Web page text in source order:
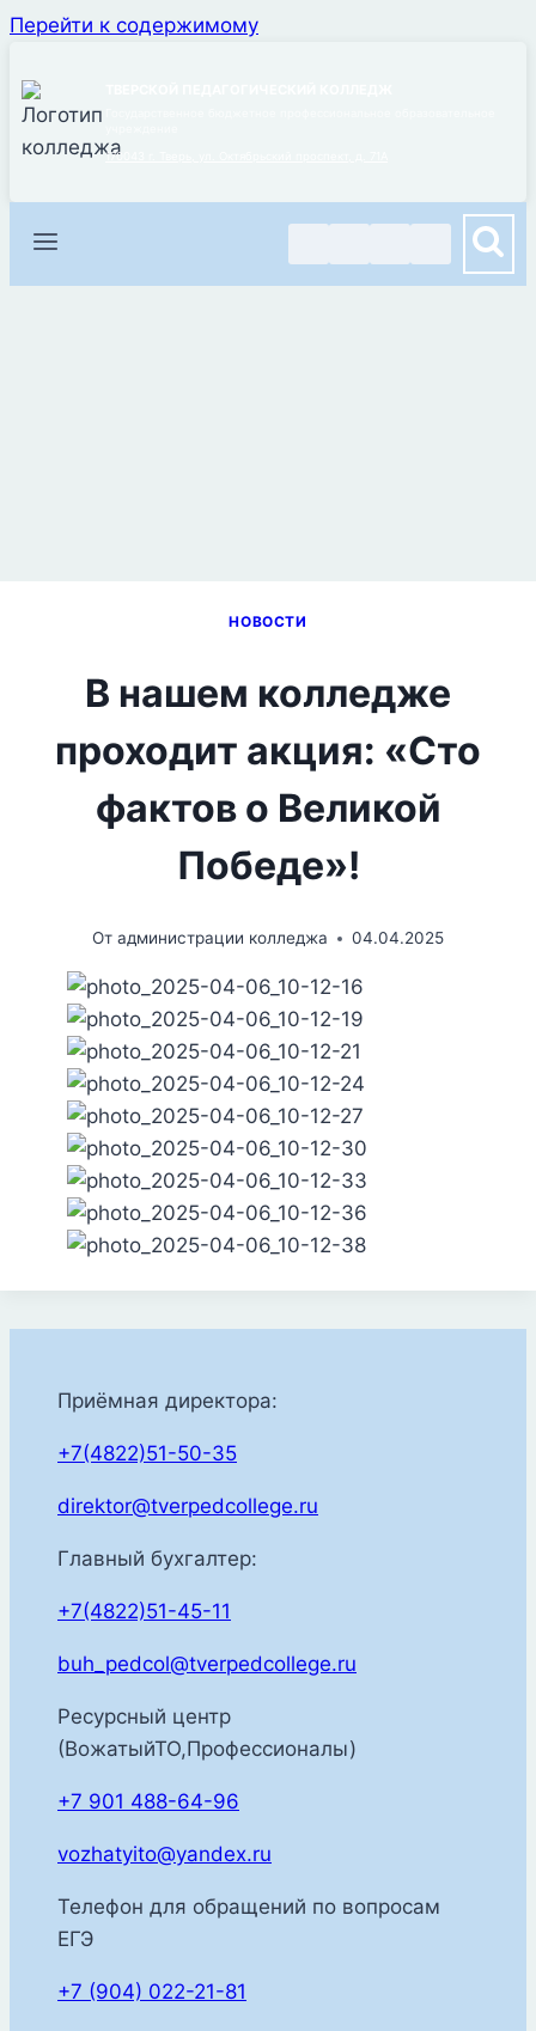
Перейти к содержимому
170043 г. Тверь, ул. Октябрьский проспект, д. 71А
НОВОСТИ
В нашем колледже
проходит акция: «Сто
фактов о Великой
Победе»!
От администрации колледжа 04.04.2025
Приёмная директора:
+7(4822)51-50-35
direktor@tverpedcollege.ru
Главный бухгалтер:
+7(4822)51-45-11
buh_pedcol@tverpedcollege.ru
Ресурсный центр
(ВожатыйТО,Профессионалы)
+7 901 488-64-96
vozhatyito@yandex.ru
Телефон для обращений по вопросам
ЕГЭ
+7 (904) 022-21-81